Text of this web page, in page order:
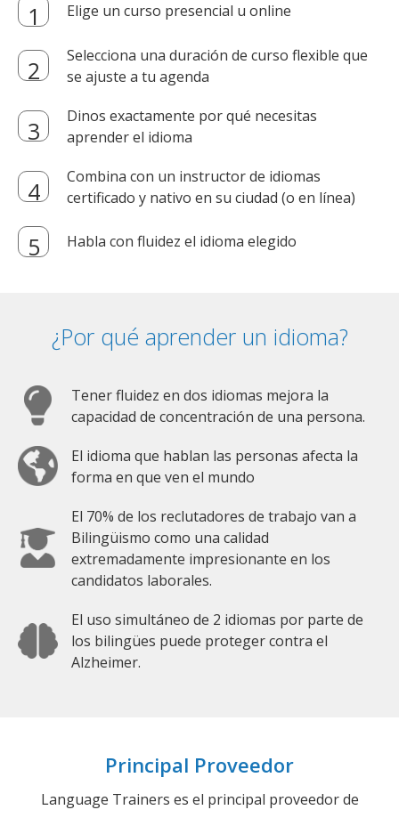
Elige un curso presencial u online
Selecciona una duración de curso flexible que
se ajuste a tu agenda
Dinos exactamente por qué necesitas
aprender el idioma
Combina con un instructor de idiomas
certificado y nativo en su ciudad (o en línea)
Habla con fluidez el idioma elegido
¿Por qué aprender un idioma?
Tener fluidez en dos idiomas mejora la
capacidad de concentración de una persona.
El idioma que hablan las personas afecta la
forma en que ven el mundo
El 70% de los reclutadores de trabajo van a
Bilingüismo como una calidad
extremadamente impresionante en los
candidatos laborales.
El uso simultáneo de 2 idiomas por parte de
los bilingües puede proteger contra el
Alzheimer.
Principal Proveedor
Language Trainers es el principal proveedor de